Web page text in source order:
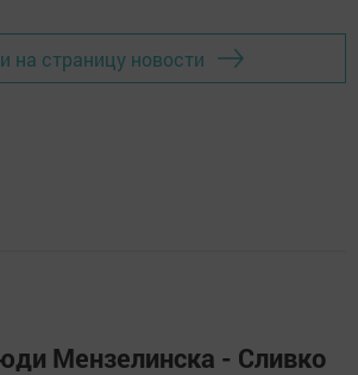
на страницу новости
Мензелинска - Сливко